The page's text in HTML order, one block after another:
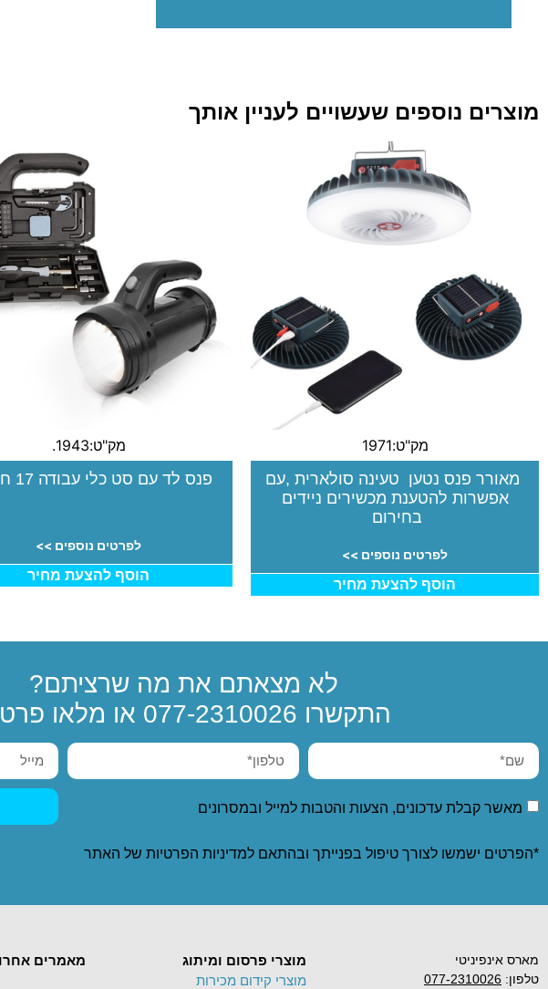
מוצרים נוספים שעשויים לעניין אותך
מק"ט:1971
מאורר פנס נטען טעינה סולארית ,עם
אפשרות להטענת מכשירים ניידים
בחירום
לפרטים נוספים >>
הוסף להצעת מחיר
מק"ט:1943.
פנס לד עם סט כלי עבודה 17 חלקים
לפרטים נוספים >>
הוסף להצעת מחיר
לא מצאתם את מה שרציתם?
התקשרו 077-2310026 או מלאו
מאשר קבלת עדכונים, הצעות והטבות למייל ובמסרונים
*הפרטים ישמשו לצורך טיפול בפנייתך ובהתאם למדיניות הפרטיות של האתר
מארס אינפיניטי
טלפון: 077-2310026
מוצרי פרסום ומיתוג
מוצרי קידום מכירות
מאמרים